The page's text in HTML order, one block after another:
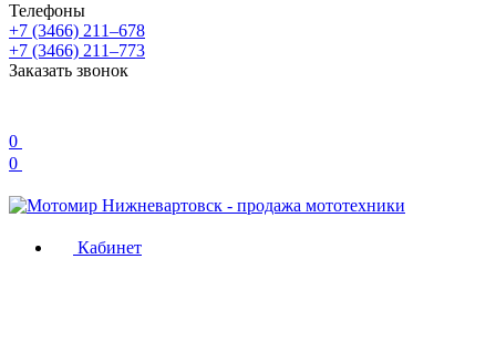
Телефоны
+7 (3466) 211‒678
+7 (3466) 211‒773
Заказать звонок
0
0
Кабинет